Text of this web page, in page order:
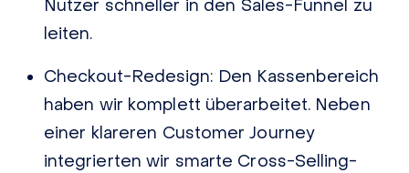
Nutzer schneller in den Sales-Funnel zu
leiten.
Checkout-Redesign: Den Kassenbereich
haben wir komplett überarbeitet. Neben
einer klareren Customer Journey
integrierten wir smarte Cross-Selling-